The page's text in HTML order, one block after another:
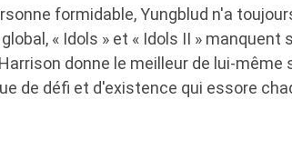
formidable, Yungblud n'a
« Idols » et « Idols II »
donne le meilleur de lui-même
de défi et d'existence qui essore